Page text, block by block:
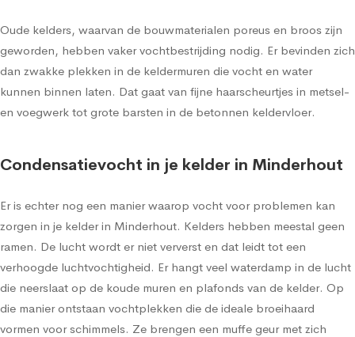
Oude kelders, waarvan de bouwmaterialen poreus en broos zijn
geworden, hebben vaker vochtbestrijding nodig. Er bevinden zich
dan zwakke plekken in de keldermuren die vocht en water
kunnen binnen laten. Dat gaat van fijne haarscheurtjes in metsel-
en voegwerk tot grote barsten in de betonnen keldervloer.
Condensatievocht in je kelder in Minderhout
Er is echter nog een manier waarop vocht voor problemen kan
zorgen in je kelder in Minderhout. Kelders hebben meestal geen
ramen. De lucht wordt er niet ververst en dat leidt tot een
verhoogde luchtvochtigheid. Er hangt veel waterdamp in de lucht
die neerslaat op de koude muren en plafonds van de kelder. Op
die manier ontstaan vochtplekken die de ideale broeihaard
vormen voor schimmels. Ze brengen een muffe geur met zich